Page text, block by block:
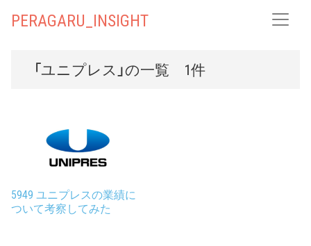
PERAGARU_INSIGHT
「ユニプレス」の一覧 1件
5949 ユニプレスの業績に
ついて考察してみた